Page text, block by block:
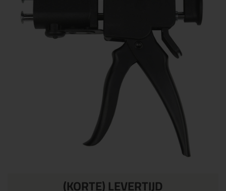
(KORTE) LEVERTIJD